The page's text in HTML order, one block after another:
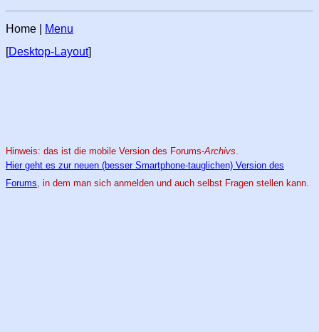
Home |
Menu
[Desktop-Layout]
Hinweis: das ist die mobile Version des Forums-Archivs
Hier geht es zur neuen (besser Smartphone-tauglichen) Version des
Forums , in dem man sich anmelden und auch selbst Fragen stellen kann.